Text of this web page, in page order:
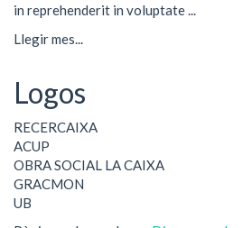
in reprehenderit in voluptate ...
Llegir mes...
Logos
RECERCAIXA
ACUP
OBRA SOCIAL LA CAIXA
GRACMON
UB